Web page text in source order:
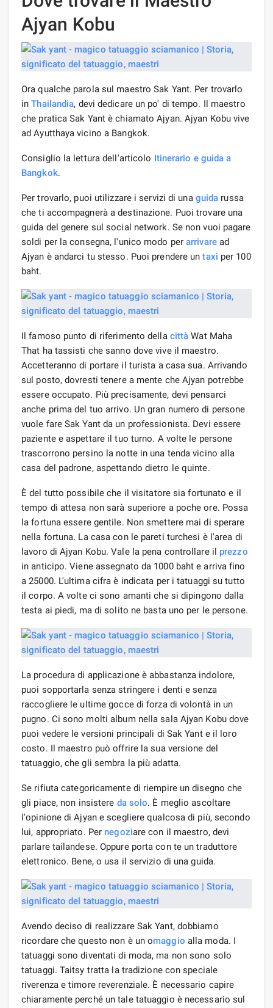
Ajyan Kobu
Ora qualche parola sul maestro Sak Yant. Per trovarlo
inThailandia, devi dedicare un po' di tempo. Il maestro
che pratica Sak Yant è chiamato Ajyan. Ajyan Kobu vive
ad Ayutthaya vicino a Bangkok.
Consiglio la lettura dell'articolo Itinerario e guida a
Bangkok.
Per trovarlo, puoi utilizzare i servizi di una guida russa
che ti accompagnerà a destinazione. Puoi trovare una
guida del genere sul social network. Se non vuoi pagare
soldi per la consegna, l'unico modo perarrivaread
Ajyan è andarci tu stesso. Puoi prendere untaxi per 100
baht.
Il famoso punto di riferimento della città Wat Maha
That ha tassisti che sanno dove vive il maestro.
Accetteranno di portare il turista a casa sua. Arrivando
sul posto, dovresti tenere a mente che Ajyan potrebbe
essere occupato. Più precisamente, devi pensarci
anche prima del tuo arrivo. Un gran numero di persone
vuole fare Sak Yant da un professionista. Devi essere
paziente e aspettare il tuo turno. A volte le persone
trascorrono persino la notte in una tenda vicino alla
casa del padrone, aspettando dietro le quinte.
È del tutto possibile che il visitatore sia fortunato e il
tempo di attesa non sarà superiore a poche ore. Possa
la fortuna essere gentile. Non smettere mai di sperare
nella fortuna. La casa con le pareti turchesi è l'area di
lavoro di Ajyan Kobu. Vale la pena controllare il prezzo
in anticipo. Viene assegnato da 1000 baht e arriva fino
a 25000. L'ultima cifra è indicata per i tatuaggi su tutto
il corpo. A volte ci sono amanti che si dipingono dalla
testa ai piedi, ma di solito ne basta uno per le persone.
La procedura di applicazione è abbastanza indolore,
puoi sopportarla senza stringere i denti e senza
raccogliere le ultime gocce di forza di volontà in un
pugno. Ci sono molti album nella sala Ajyan Kobu dove
puoi vedere le versioni principali di Sak Yant e il loro
costo. Il maestro può offrire la sua versione del
tatuaggio, che gli sembra la più adatta.
Se rifiuta categoricamente di riempire un disegno che
gli piace, non insistere da solo. È meglio ascoltare
l'opinione di Ajyan e scegliere qualcosa di più, secondo
lui, appropriato. Per negoziare con il maestro, devi
parlare tailandese. Oppure porta con te un traduttore
elettronico. Bene, o usa il servizio di una guida.
Avendo deciso di realizzare Sak Yant, dobbiamo
ricordare che questo non è un omaggio alla moda. I
tatuaggi sono diventati di moda, ma non sono solo
tatuaggi. Taitsy tratta la tradizione con speciale
riverenza e timore reverenziale. È necessario capire
chiaramente perché un tale tatuaggio è necessario sul